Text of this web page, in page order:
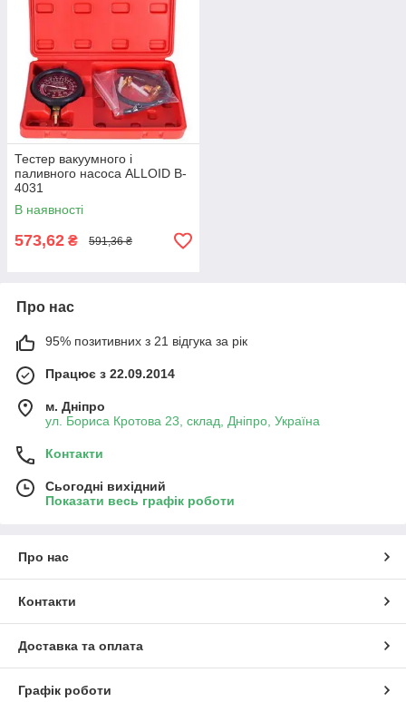
Тестер вакуумного і
паливного насоса ALLOID B-
4031
В наявності
573,62 ₴ 591,36 ₴
Про нас
95% позитивних з 21 відгука за рік
Працює з 22.09.2014
м. Дніпро
ул. Бориса Кротова 23, склад, Дніпро, Україна
Контакти
Сьогодні вихідний
Показати весь графік роботи
Про нас
Контакти
Доставка та оплата
Графік роботи